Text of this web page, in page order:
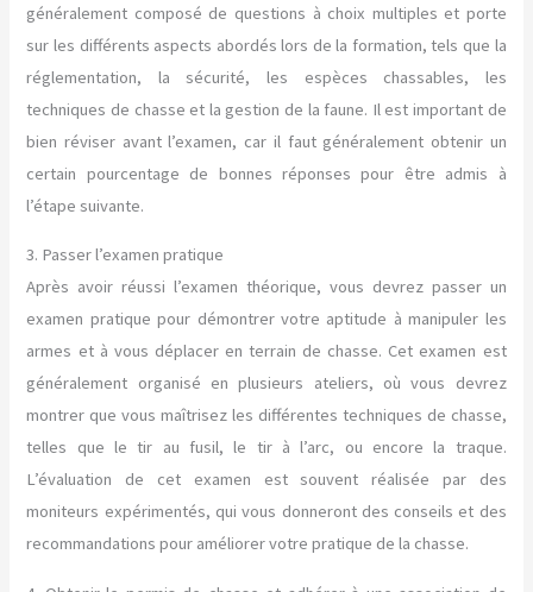
généralement composé de questions à choix multiples et porte
sur les différents aspects abordés lors de la formation, tels que la
réglementation, la sécurité, les espèces chassables, les
techniques de chasse et la gestion de la faune. Il est important de
bien réviser avant l’examen, car il faut généralement obtenir un
certain pourcentage de bonnes réponses pour être admis à
l’étape suivante.
3. Passer l’examen pratique
Après avoir réussi l’examen théorique, vous devrez passer un
examen pratique pour démontrer votre aptitude à manipuler les
armes et à vous déplacer en terrain de chasse. Cet examen est
généralement organisé en plusieurs ateliers, où vous devrez
montrer que vous maîtrisez les différentes techniques de chasse,
telles que le tir au fusil, le tir à l’arc, ou encore la traque.
L’évaluation de cet examen est souvent réalisée par des
moniteurs expérimentés, qui vous donneront des conseils et des
recommandations pour améliorer votre pratique de la chasse.